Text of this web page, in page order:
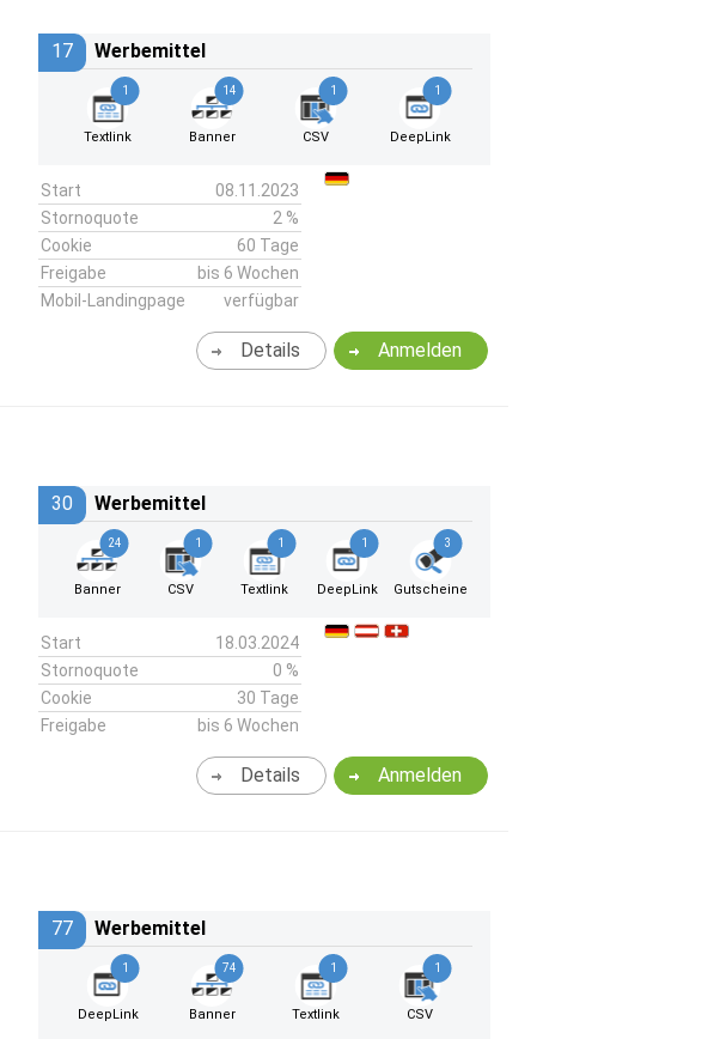
17 Werbemittel
1
Textlink
14
Banner
1
CSV
1
DeepLink
Start
08.11.2023
Stornoquote
2 %
Cookie
60 Tage
Freigabe
bis 6 Wochen
Mobil-Landingpage
verfügbar
Anmelden
Details
30 Werbemittel
24
Banner
1
CSV
1
Textlink
1
DeepLink
3
Gutscheine
Start
18.03.2024
Stornoquote
0 %
Cookie
30 Tage
Freigabe
bis 6 Wochen
Anmelden
Details
77 Werbemittel
1
DeepLink
74
Banner
1
Textlink
1
CSV